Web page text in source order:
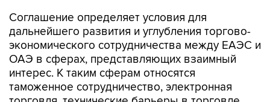
Соглашение определяет условия для
дальнейшего развития и углубления торгово-
экономического сотрудничества между ЕАЭС и
ОАЭ в сферах, представляющих взаимный
интерес. К таким сферам относятся
таможенное сотрудничество, электронная